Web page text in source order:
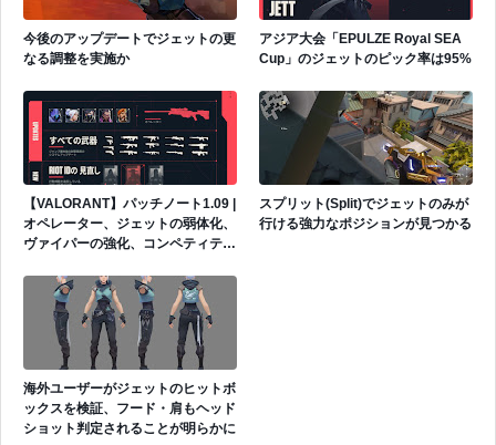
今後のアップデートでジェットの更
なる調整を実施か
アジア大会「EPULZE Royal SEA
Cup」のジェットのピック率は95%
【VALORANT】パッチノート1.09 |
オペレーター、ジェットの弱体化、
ヴァイパーの強化、コンペティティ
修正
スプリット(Split)でジェットのみが
行ける強力なポジションが見つかる
海外ユーザーがジェットのヒットボ
ックスを検証、フード・肩もヘッド
ショット判定されることが明らかに